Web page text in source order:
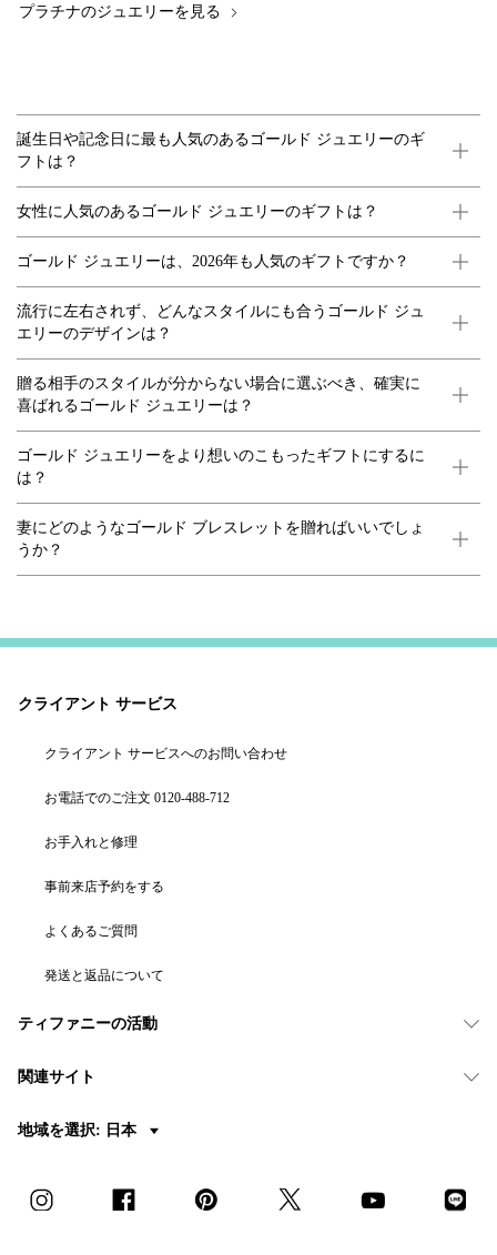
プラチナのジュエリーを見る
誕生日や記念日に最も人気のあるゴールド ジュエリーのギ
フトは？
女性に人気のあるゴールド ジュエリーのギフトは？
ゴールド ジュエリーは、2026年も人気のギフトですか？
流行に左右されず、どんなスタイルにも合うゴールド ジュ
エリーのデザインは？
贈る相手のスタイルが分からない場合に選ぶべき、確実に
喜ばれるゴールド ジュエリーは？
ゴールド ジュエリーをより想いのこもったギフトにするに
は？
妻にどのようなゴールド ブレスレットを贈ればいいでしょ
うか？
クライアント サービス
クライアント サービスへのお問い合わせ
お電話でのご注文 0120-488-712
お手入れと修理
事前来店予約をする
よくあるご質問
発送と返品について
ティファニーの活動
関連サイト
地域を選択: 日本